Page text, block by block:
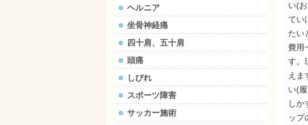
い(
てい
たい
費用
す。
えま
い(
しか
ップ
ヘルニア
坐骨神経痛
四十肩、五十肩
頭痛
しびれ
スポーツ障害
サッカー施術